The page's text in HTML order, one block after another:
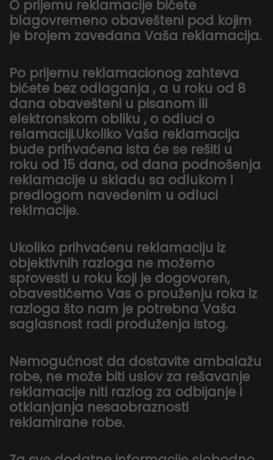
O prijemu reklamacije bićete
blagovremeno obavešteni pod kojim
je brojem zavedana Vaša reklamacija.
Po prijemu reklamacionog zahteva
bićete bez odlaganja , a u roku od 8
dana obavešteni u pisanom ili
elektronskom obliku , o odluci o
relamaciji.Ukoliko Vaša reklamacija
bude prihvaćena ista će se rešiti u
roku od 15 dana, od dana podnošenja
reklamacije u skladu sa odlukom i
predlogom navedenim u odluci
reklmacije.
Ukoliko prihvaćenu reklamaciju iz
objektivnih razloga ne možemo
sprovesti u roku koji je dogovoren,
obavestićemo Vas o prouženju roka iz
razloga što nam je potrebna Vaša
saglasnost radi produženja istog.
Nemogućnost da dostavite ambalažu
robe, ne može biti uslov za rešavanje
reklamacije niti razlog za odbijanje i
otklanjanja nesaobraznosti
reklamirane robe.